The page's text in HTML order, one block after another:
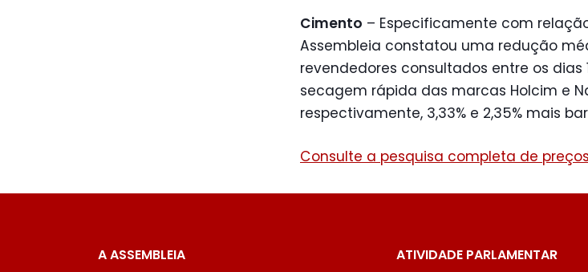
Cimento – Especificamente com
Assembleia constatou uma redução
revendedores consultados entre os dias
secagem rápida das marcas Holcim e
respectivamente, 3,33% e 2,35% mais
Consulte a pesquisa completa de
A ASSEMBLEIA
ATIVIDADE PARLAMENTAR